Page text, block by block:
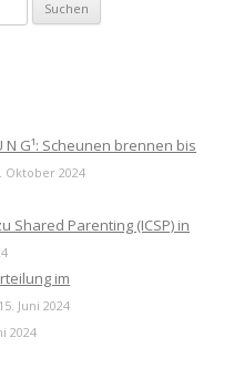
N G¹: Scheunen brennen bis
Oktober 2024
Shared Parenting (ICSP) in
im
15. Juni 2024
2024